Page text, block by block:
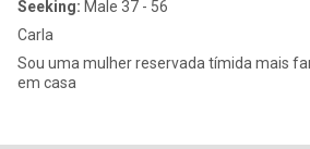
Seeking: Male 37 - 56
Carla
Sou uma mulher reservada tímida mais
em casa